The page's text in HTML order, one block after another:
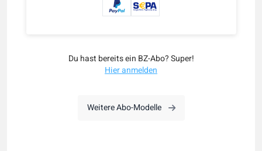
Du hast bereits ein BZ-Abo? Super!
Hier anmelden
Weitere Abo-Modelle